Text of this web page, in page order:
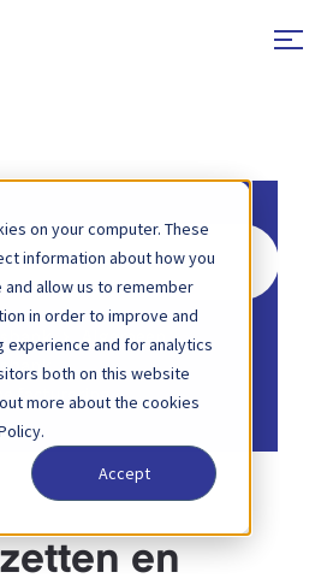
on your computer. These
information about how you
allow us to remember
in order to improve and
and for analytics
both on this website
more about the cookies
Accept
Algemeen
facturering
en